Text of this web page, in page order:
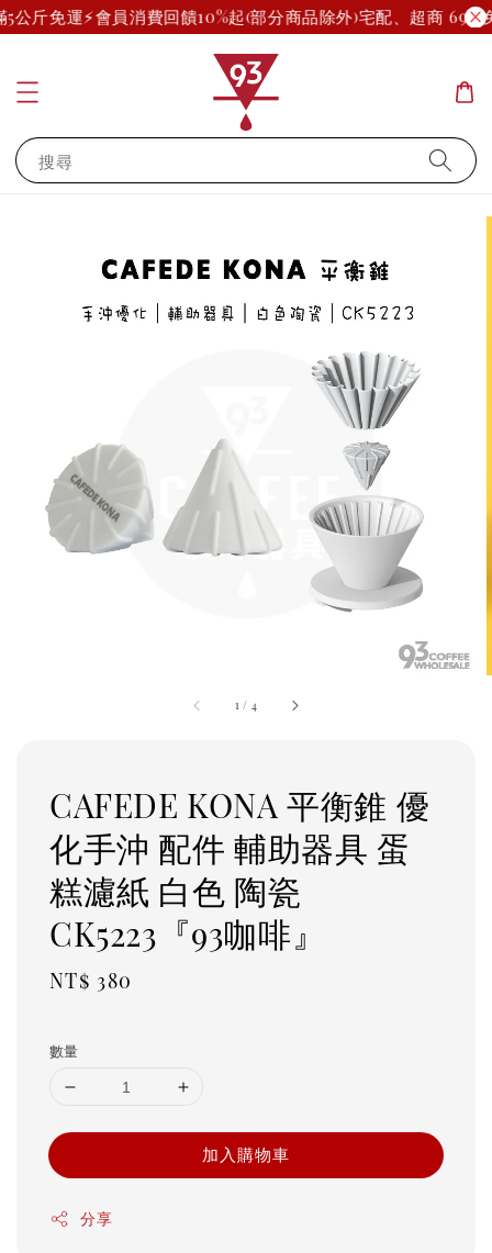
公斤免運⚡會員消費回饋10%起(部分商品除外)宅配、超商 699
搜尋
1 / 4
CAFEDE KONA 平衡錐 優
化手沖 配件 輔助器具 蛋
糕濾紙 白色 陶瓷
CK5223『93咖啡』
Regular
NT$ 380
數量
加入購物車
分享